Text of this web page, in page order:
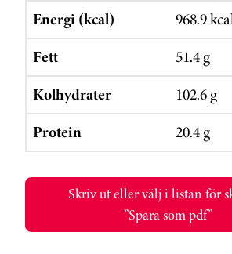
Energi (kcal)
968.9
Fett
51.4 g
Kolhydrater
102.6 g
Protein
20.4 g
Skriv ut eller välj i listan för
”Spara som pdf”